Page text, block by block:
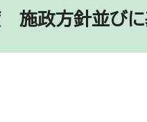
施政方針並びに